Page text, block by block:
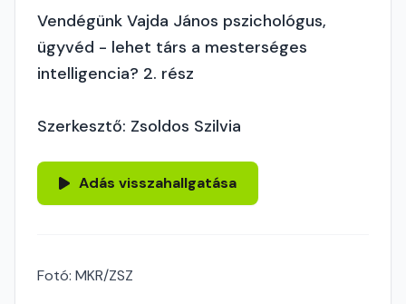
Vendégünk Vajda János pszichológus,
ügyvéd - lehet társ a mesterséges
intelligencia? 2. rész
Szerkesztő: Zsoldos Szilvia
Adás visszahallgatása
Fotó: MKR/ZSZ